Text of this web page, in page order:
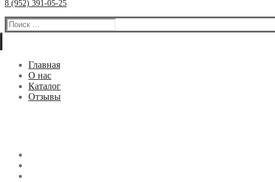
8 (952) 391-05-25
Искать:
Главная
О нас
Каталог
Отзывы